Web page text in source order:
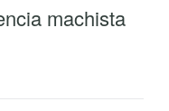
machista